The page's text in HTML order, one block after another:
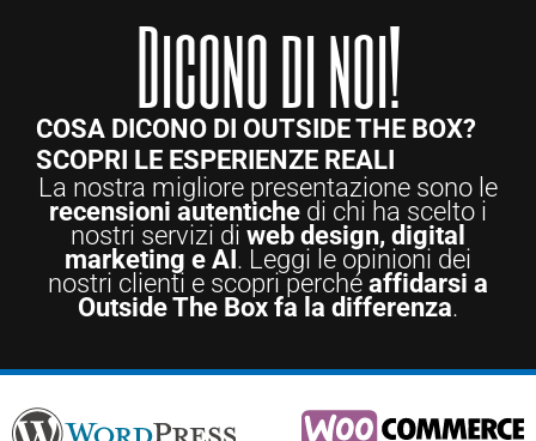
Dicono di noi!
COSA DICONO DI OUTSIDE THE BOX?
SCOPRI LE ESPERIENZE REALI
La nostra migliore presentazione sono le
recensioni autentiche di chi ha scelto i
nostri servizi di web design, digital
marketing e AI. Leggi le opinioni dei
nostri clienti e scopri perché affidarsi a
Outside The Box fa la differenza.